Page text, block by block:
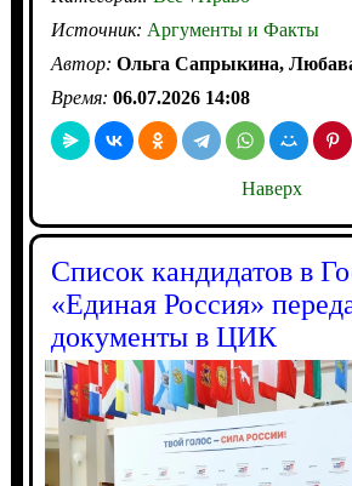
Источник: Аргументы и Факты
Автор: Ольга Сапрыкина,
Время: 06.07.2026 14:08
Наверх
Список кандидатов в
«Единая Россия»
документы в ЦИК